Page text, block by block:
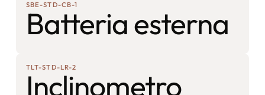
SBE-STD-CB-1
Batteria esterna
TLT-STD-LR-2
Inclinometro